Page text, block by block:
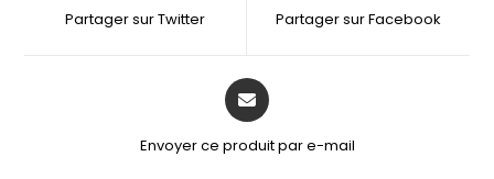
Partager sur Twitter Partager sur Facebook
Envoyer ce produit par e-mail